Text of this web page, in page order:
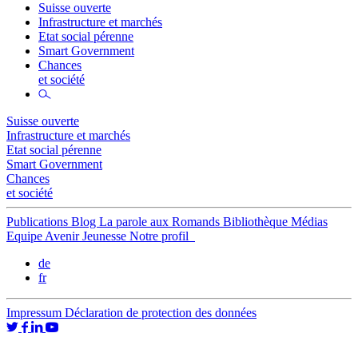
Suisse ouverte
Infrastructure et marchés
Etat social pérenne
Smart Government
Chances
et société
Suisse ouverte
Infrastructure et marchés
Etat social pérenne
Smart Government
Chances
et société
Publications Blog La parole aux Romands Bibliothèque Médias
Equipe Avenir Jeunesse Notre profil
de
fr
Impressum Déclaration de protection des données